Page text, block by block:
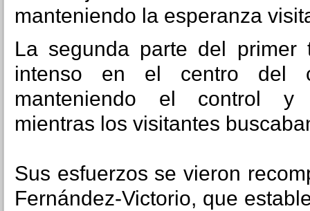
manteniendo la esperanza
La segunda parte del primer
intenso en el centro del
manteniendo el control y
mientras los visitantes
Sus esfuerzos se vieron
Fernández-Victorio, que